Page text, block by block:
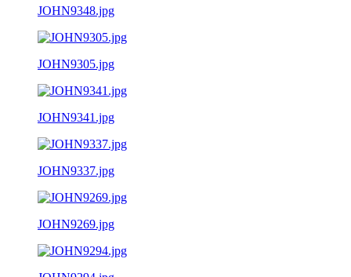
JOHN9348.jpg
JOHN9305.jpg
JOHN9341.jpg
JOHN9337.jpg
JOHN9269.jpg